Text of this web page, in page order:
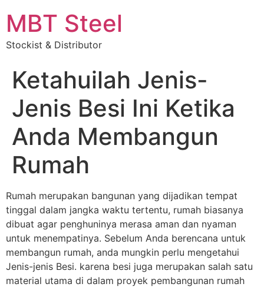
MBT Steel
Stockist & Distributor
Ketahuilah Jenis-
Jenis Besi Ini Ketika
Anda Membangun
Rumah
Rumah merupakan bangunan yang dijadikan tempat
tinggal dalam jangka waktu tertentu, rumah biasanya
dibuat agar penghuninya merasa aman dan nyaman
untuk menempatinya. Sebelum Anda berencana untuk
membangun rumah, anda mungkin perlu mengetahui
Jenis-jenis Besi. karena besi juga merupakan salah satu
material utama di dalam proyek pembangunan rumah